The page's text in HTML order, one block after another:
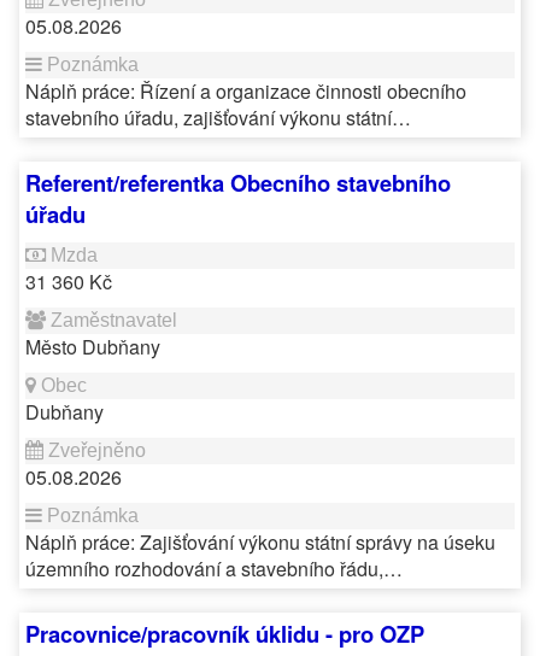
05.08.2026
Náplň práce: Řízení a organizace činnosti obecního
stavebního úřadu, zajišťování výkonu státní…
Referent/referentka Obecního stavebního
úřadu
31 360 Kč
Město Dubňany
Dubňany
05.08.2026
Náplň práce: Zajišťování výkonu státní správy na úseku
územního rozhodování a stavebního řádu,…
Pracovnice/pracovník úklidu - pro OZP